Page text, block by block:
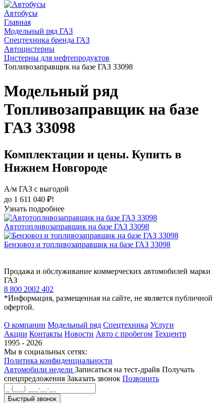
Автобусы
Главная
Модельный ряд ГАЗ
Спецтехника бренда ГАЗ
Автоцистерны
Цистерны для нефтепродуктов
Топливозаправщик на базе ГАЗ 33098
Модельный ряд
Топливозаправщик на базе
ГАЗ 33098
Комплектации и цены. Купить в
Нижнем Новгороде
А/м ГАЗ с выгодой
до 1 611 040 ₽!
Узнать подробнее
Автотопливозаправщик на базе ГАЗ 33098
Бензовоз и топливозаправщик на базе ГАЗ 33098
Продажа и обслуживание коммерческих автомобилей марки
ГАЗ
8 800 2002 402
*Информация, размещенная на сайте, не является публичной
офертой.
О компании Модельный ряд Спецтехника Услуги
Акции Контакты Новости Авто с пробегом Техцентр
1995 - 2026
Мы в социальных сетях:
Политика конфиденциальности
Автомобили недели Записаться на тест-драйв Получать
спецпредложения Заказать звонок Позвонить
Быстрый звонок